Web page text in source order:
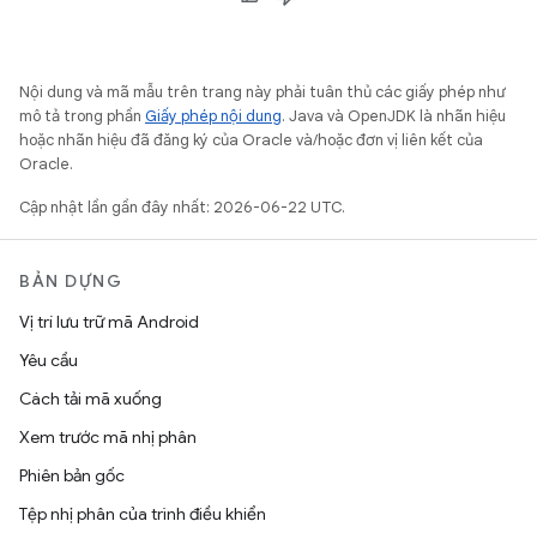
Nội dung và mã mẫu trên trang này phải tuân thủ các giấy phép như
mô tả trong phần Giấy phép nội dung. Java và OpenJDK là nhãn hiệu
hoặc nhãn hiệu đã đăng ký của Oracle và/hoặc đơn vị liên kết của
Oracle.
Cập nhật lần gần đây nhất: 2026-06-22 UTC.
BẢN DỰNG
Vị trí lưu trữ mã Android
Yêu cầu
Cách tải mã xuống
Xem trước mã nhị phân
Phiên bản gốc
Tệp nhị phân của trình điều khiển